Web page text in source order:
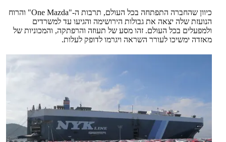
כיוון שהחברה התפתחה בכל העולם, תרבות ה-"One Mazda" והרוח
הנועזת שלה יצאה את גבולות הירושימה והגיעו עד למשרדים
ולמפעלים בכל העולם. זהו מסע של תעוזה והרפתקה, והמכוניות של
מאזדה ימשיכו לעורר השראה ויגרמו לדופק לעלות.